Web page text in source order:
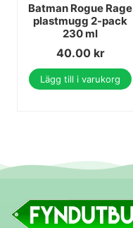
Batman Rogue Rage
plastmugg 2-pack
230 ml
40.00 kr
Lägg till i varukorg